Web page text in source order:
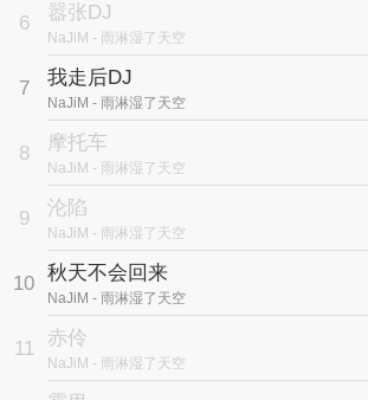
6 嚣张DJ
NaJiM - 雨淋湿了天空
7 我走后DJ
NaJiM - 雨淋湿了天空
8 摩托车
NaJiM - 雨淋湿了天空
9 沦陷
NaJiM - 雨淋湿了天空
10 秋天不会回来
NaJiM - 雨淋湿了天空
11 赤伶
NaJiM - 雨淋湿了天空